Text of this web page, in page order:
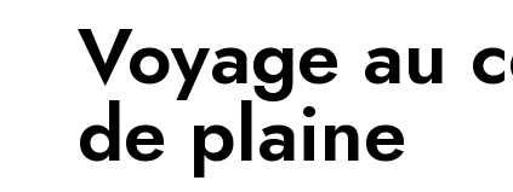
Voyage au
de plaine